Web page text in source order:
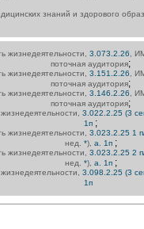
знаний и здорового
жизнедеятельности,3.073.2.26
,
поточная аудитория;
жизнедеятельности,3.151.2.26
,
поточная аудитория;
жизнедеятельности,3.146.2.26
,
поточная аудитория;
3.022.2.25 (3
1п ;
жизнедеятельности,3.023.2.25 1
нед. *), а. 1п ;
жизнедеятельности,3.023.2.25 2
нед. *), а. 1п ;
3.098.2.25 (3
1п